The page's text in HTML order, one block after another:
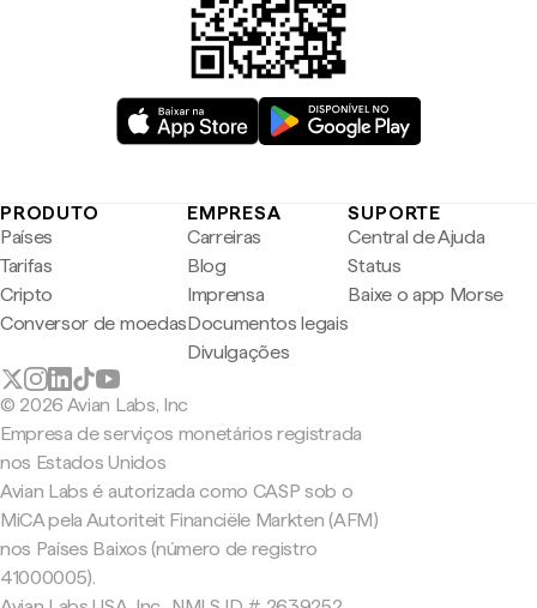
PRODUTO
Países
Tarifas
Cripto
Conversor de moedas
EMPRESA
Carreiras
Blog
Imprensa
Documentos legais
Divulgações
SUPORTE
Central de Ajuda
Status
Baixe o app Morse
© 2026 Avian Labs, Inc
Empresa de serviços monetários registrada
nos Estados Unidos
Avian Labs é autorizada como CASP sob o
MiCA pela Autoriteit Financiële Markten (AFM)
nos Países Baixos (número de registro
41000005).